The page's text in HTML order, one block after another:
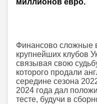
миллионов евро.
Финансово сложные
крупнейших клубов
связывая свою
которого продали
середине сезона
2024 года дал
тесте, будучи в